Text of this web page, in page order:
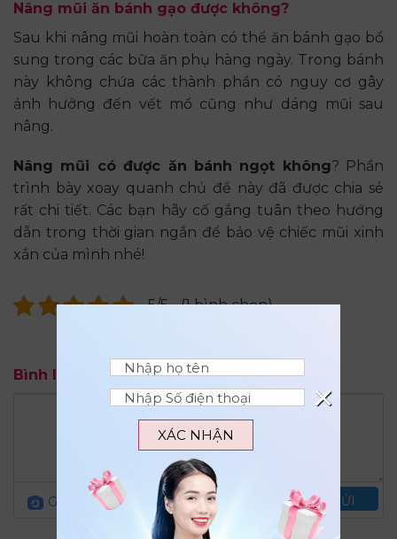
Nâng mũi ăn bánh gạo được không?
Sau khi nâng mũi hoàn toàn có thể ăn bánh gạo bổ
sung trong các bữa ăn phụ hàng ngày. Trong bánh
này không chứa các thành phần có nguy cơ gây
ảnh hưởng đến vết mổ cũng như dáng mũi sau
nâng.
Nâng mũi có được ăn bánh ngọt không? Phần
trình bày xoay quanh chủ đề này đã được chia sẻ
rất chi tiết. Các bạn hãy cố gắng tuân theo hướng
dẫn trong thời gian ngắn để bảo vệ chiếc mũi xinh
xắn của mình nhé!
5/5 - (1 bình chọn)
Bình luận
Gửi ảnh Quy định đăng bình luận GỬI
XÁC NHẬN
×